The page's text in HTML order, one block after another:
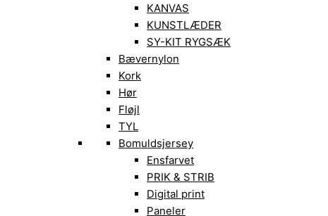
KANVAS
KUNSTLÆDER
SY-KIT RYGSÆK
Bævernylon
Kork
Hør
Fløjl
TYL
Bomuldsjersey
Ensfarvet
PRIK & STRIB
Digital print
Paneler